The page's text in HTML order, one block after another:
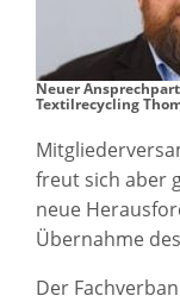
Neuer
Textilrecycling
freut sich aber
neue
Übernahme
Der